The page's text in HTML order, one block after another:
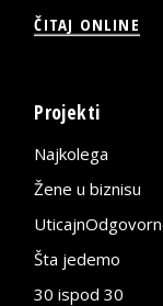
ČITAJ ONLINE
Projekti
Najkolega
Žene u biznisu
Šta jedemo
30 ispod 30